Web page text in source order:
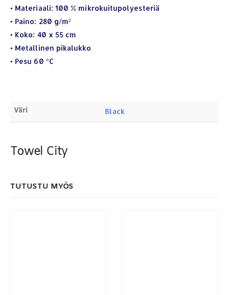
• Materiaali: 100 % mikrokuitupolyesteriä
• Paino: 280 g/m²
• Koko: 40 x 55 cm
• Metallinen pikalukko
• Pesu 60 °C
Väri Black
Towel City
TUTUSTU MYÖS
Osoite:
Hikivuorenkatu 14 C 20, 33710 Tampere
Puhelin: 040-7549431
Sähköposti: royal.yrityslahjat@gmail.com
ETSI TUOTTEITA